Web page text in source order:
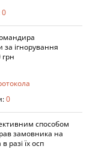
0
за ігнорування
0
способом
замовника на
разі їх осп